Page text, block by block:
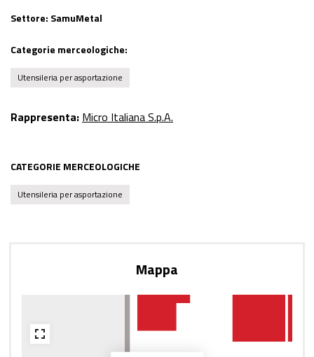
Settore: SamuMetal
Categorie merceologiche:
Utensileria per asportazione
Rappresenta: Micro Italiana S.p.A.
CATEGORIE MERCEOLOGICHE
Utensileria per asportazione
Mappa